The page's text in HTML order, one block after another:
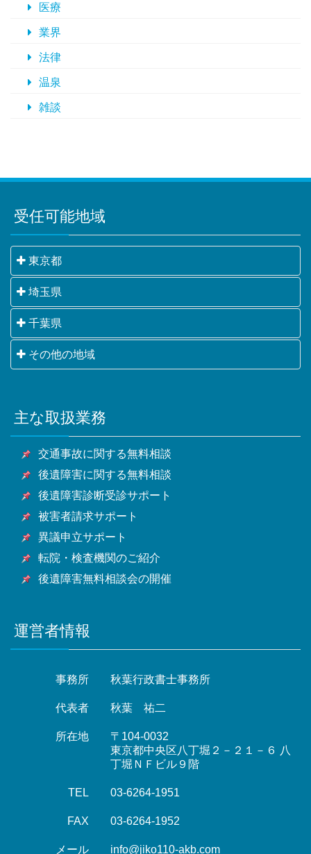
医療
業界
法律
温泉
雑談
受任可能地域
東京都
千代田区・中央区・港区・新宿区・文京区・台東区・
墨田区・江東区・品川区・目黒区・大田区・世田谷
区・渋谷区・中野区・杉並区・豊島区・北区・荒川
区・板橋区・練馬区・足立区・葛飾区・江戸川区・八
王子市・立川市・武蔵野市・三鷹市・青梅市・府中
市・東大和市・清瀬市・東久留米市・武蔵村山市・多
摩市・稲城市・羽村市・あきる野市・西東京市他東京
都全域
埼玉県
さいたま市・川越市・熊谷市・川口市・行田市・秩父
市・所沢市・飯能市・加須市・本庄市・東松山市・春
日部市・狭山市・羽生市・鴻巣市・深谷市・上尾市・
潮市・富士見市・三郷市・蓮田市・坂戸市・幸手市・
鶴ヶ島市・日高市・吉川市・ふじみ野市・白岡市他埼
千葉県
千葉市・銚子市・市川市・船橋市・館山市・木更津
市・松戸市・野田市・茂原市・成田市・佐倉市・東金
市・富津市・浦安市・四街道市・袖ケ浦市・八街市・
印西市・白井市・富里市・南房総市・匝瑳市・香取
市・山武市・いすみ市・大網白里市他千葉県全域
その他の地域
甲府市・山梨市・南アルプス市他山梨県全域・長野
県・静岡県等
主な取扱業務
交通事故に関する無料相談
後遺障害に関する無料相談
後遺障害診断受診サポート
被害者請求サポート
異議申立サポート
転院・検査機関のご紹介
後遺障害無料相談会の開催
運営者情報
事務所 秋葉行政書士事務所
代表者 秋葉 祐二
所在地
〒104-0032
東京都中央区八丁堀２－２１－６ 八
丁堀ＮＦビル９階
TEL 03-6264-1951
FAX 03-6264-1952
メール info@jiko110-akb.com